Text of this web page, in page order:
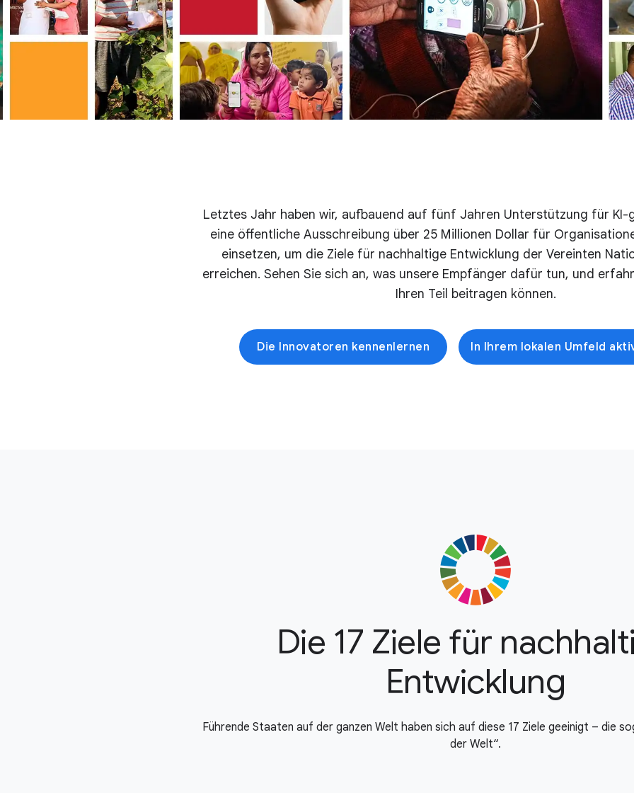
Letztes Jahr haben wir, aufbauend auf fünf Jahren Unterstützung für
eine öffentliche Ausschreibung über 25 Millionen Dollar für
einsetzen, um die Ziele für nachhaltige Entwicklung der Vereinten
erreichen. Sehen Sie sich an, was unsere Empfänger dafür tun, und
Ihren Teil beitragen können.
Die Innovatoren kennenlernen In Ihrem lokalen Umfeld
Die 17 Ziele für
Entwicklung
Führende Staaten auf der ganzen Welt haben sich auf diese 17 Ziele geeinigt – die
der Welt“.